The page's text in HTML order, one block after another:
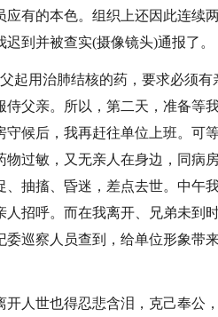
有的本色。组织上还因此连续
到并被查实(摄像镜头)通报了。
起用治肺结核的药，要求必须有
父亲。所以，第二天，准备等
候后，我再赶往单位上班。可
过敏，又无亲人在身边，同病
抽搐、昏迷，差点去世。中午
招呼。而在我离开、兄弟未到
巡察人员查到，给单位形象带
人世也得忍悲含泪，克己奉公